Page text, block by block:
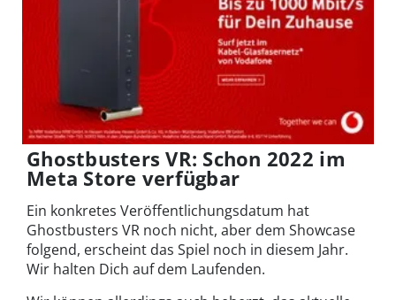
Ghostbusters VR: Schon 2022 im
Meta Store verfügbar
Ein konkretes Veröffentlichungsdatum hat
Ghostbusters VR noch nicht, aber dem Showcase
folgend, erscheint das Spiel noch in diesem Jahr.
Wir halten Dich auf dem Laufenden.